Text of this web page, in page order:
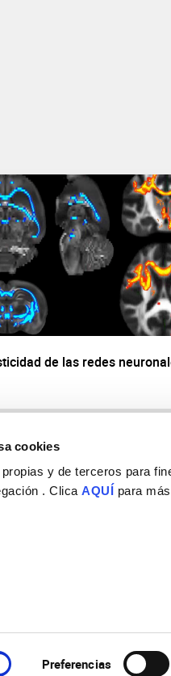
cookies
y de terceros para
. ClicaAQUÍ para
Preferencias
de las redes